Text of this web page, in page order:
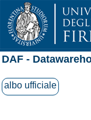
DAF -
albo ufficiale